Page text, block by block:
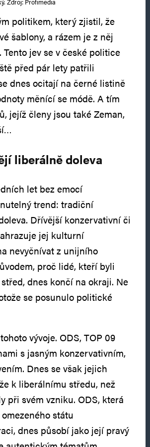
politikem, který zjistil, že
šablony, a rázem je z něj
Tento jev se v české politice
před pár lety patřili
dnes ocitají na černé listině
měnící se módě. A tím
jejíž členy jsou také Zeman,
liberálně doleva
let bez emocí
trend: tradiční
Dřívější konzervativní či
jej kulturní
nevyčnívat z unijního
proč lidé, kteří byli
dnes končí na okraji. Ne
se posunulo politické
vývoje. ODS, TOP 09
s jasným konzervativním,
Dnes se však jejich
k liberálnímu středu, než
při svém vzniku. ODS, která
státu
dnes působí jako její pravý